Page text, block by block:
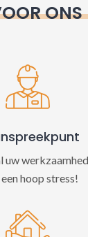
ONS
uw
hoop stress!